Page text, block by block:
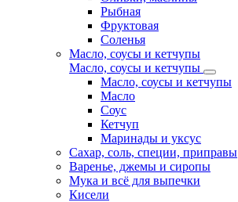
Рыбная
Фруктовая
Соленья
Масло, соусы и кетчупы
Масло, соусы и кетчупы
Масло, соусы и кетчупы
Масло
Соус
Кетчуп
Маринады и уксус
Сахар, соль, специи, приправы
Варенье, джемы и сиропы
Мука и всё для выпечки
Кисели